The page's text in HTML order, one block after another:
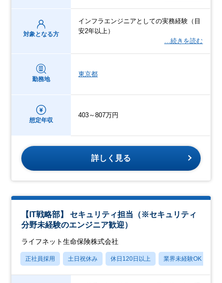
対象となる方
インフラエンジニアとしての実務経験（目
安2年以上）
…続きを読む
勤務地
東京都
想定年収
403～807万円
詳しく見る
【IT戦略部】 セキュリティ担当（※セキュリティ
分野未経験のエンジニア歓迎）
ライフネット生命保険株式会社
正社員採用 土日祝休み 休日120日以上 業界未経験OK